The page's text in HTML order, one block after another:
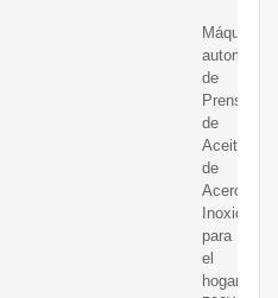
Máquina
automática
de
Prensa
de
Aceite
de
Acero
Inoxidable
para
el
hogar